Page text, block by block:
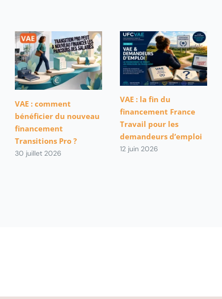
VAE : comment
bénéficier du nouveau
financement
Transitions Pro ?
30 juillet 2026
VAE : la fin du
financement France
Travail pour les
demandeurs d’emploi
12 juin 2026